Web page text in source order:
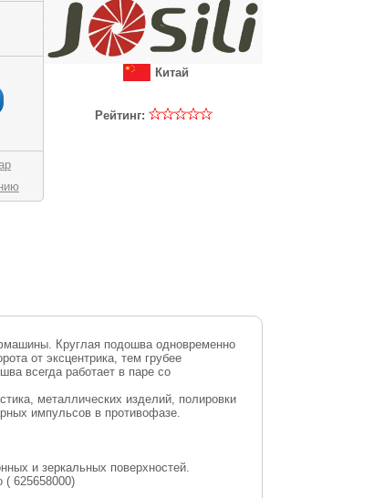
Китай
Рейтинг:
Круглая подошва одновременно
от эксцентрика, тем грубее
всегда работает в паре со
металлических изделий, полировки
импульсов в противофазе.
и зеркальных поверхностей.
( 625658000)